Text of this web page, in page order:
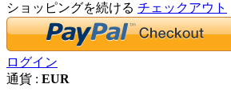
ショッピングを続ける チェックアウト
ログイン
通貨 : EUR